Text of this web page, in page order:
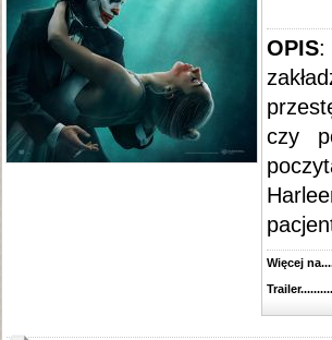
OPIS:
czy
Więcej